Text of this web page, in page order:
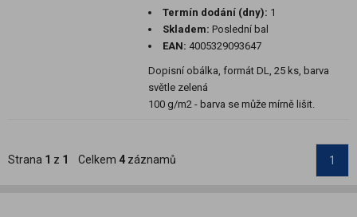
Termín dodání (dny): 1
Skladem: Poslední bal
EAN: 4005329093647
Dopisní obálka, formát DL, 25 ks, barva
světle zelená
100 g/m2 - barva se může mírně lišit.
Strana 1 z 1 Celkem 4 záznamů 1